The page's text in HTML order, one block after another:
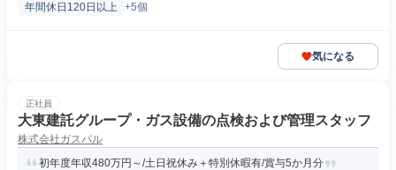
年間休日120日以上 +5個
気になる
正社員
大東建託グループ・ガス設備の点検および管理スタッフ
株式会社ガスパル
初年度年収480万円～/土日祝休み＋特別休暇有/賞与5か月分